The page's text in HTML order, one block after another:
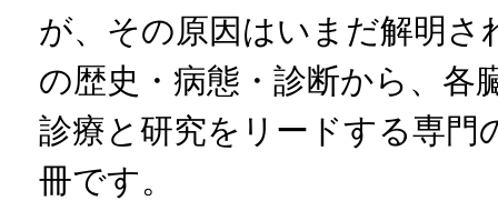
が、その原因はいまだ解明さ
の歴史・病態・診断から、各
診療と研究をリードする専門
冊です。